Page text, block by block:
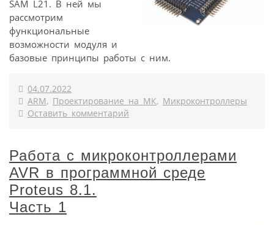
SAM L21. В ней мы
рассмотрим
функциональные
возможности модуля и
базовые принципы работы с ним.
04.07.2022
ARM, Проектирование на МК, Микроконтроллеры
Оставить комментарий
Работа с микроконтроллерами
AVR в программной среде
Proteus 8.1.
Часть 1